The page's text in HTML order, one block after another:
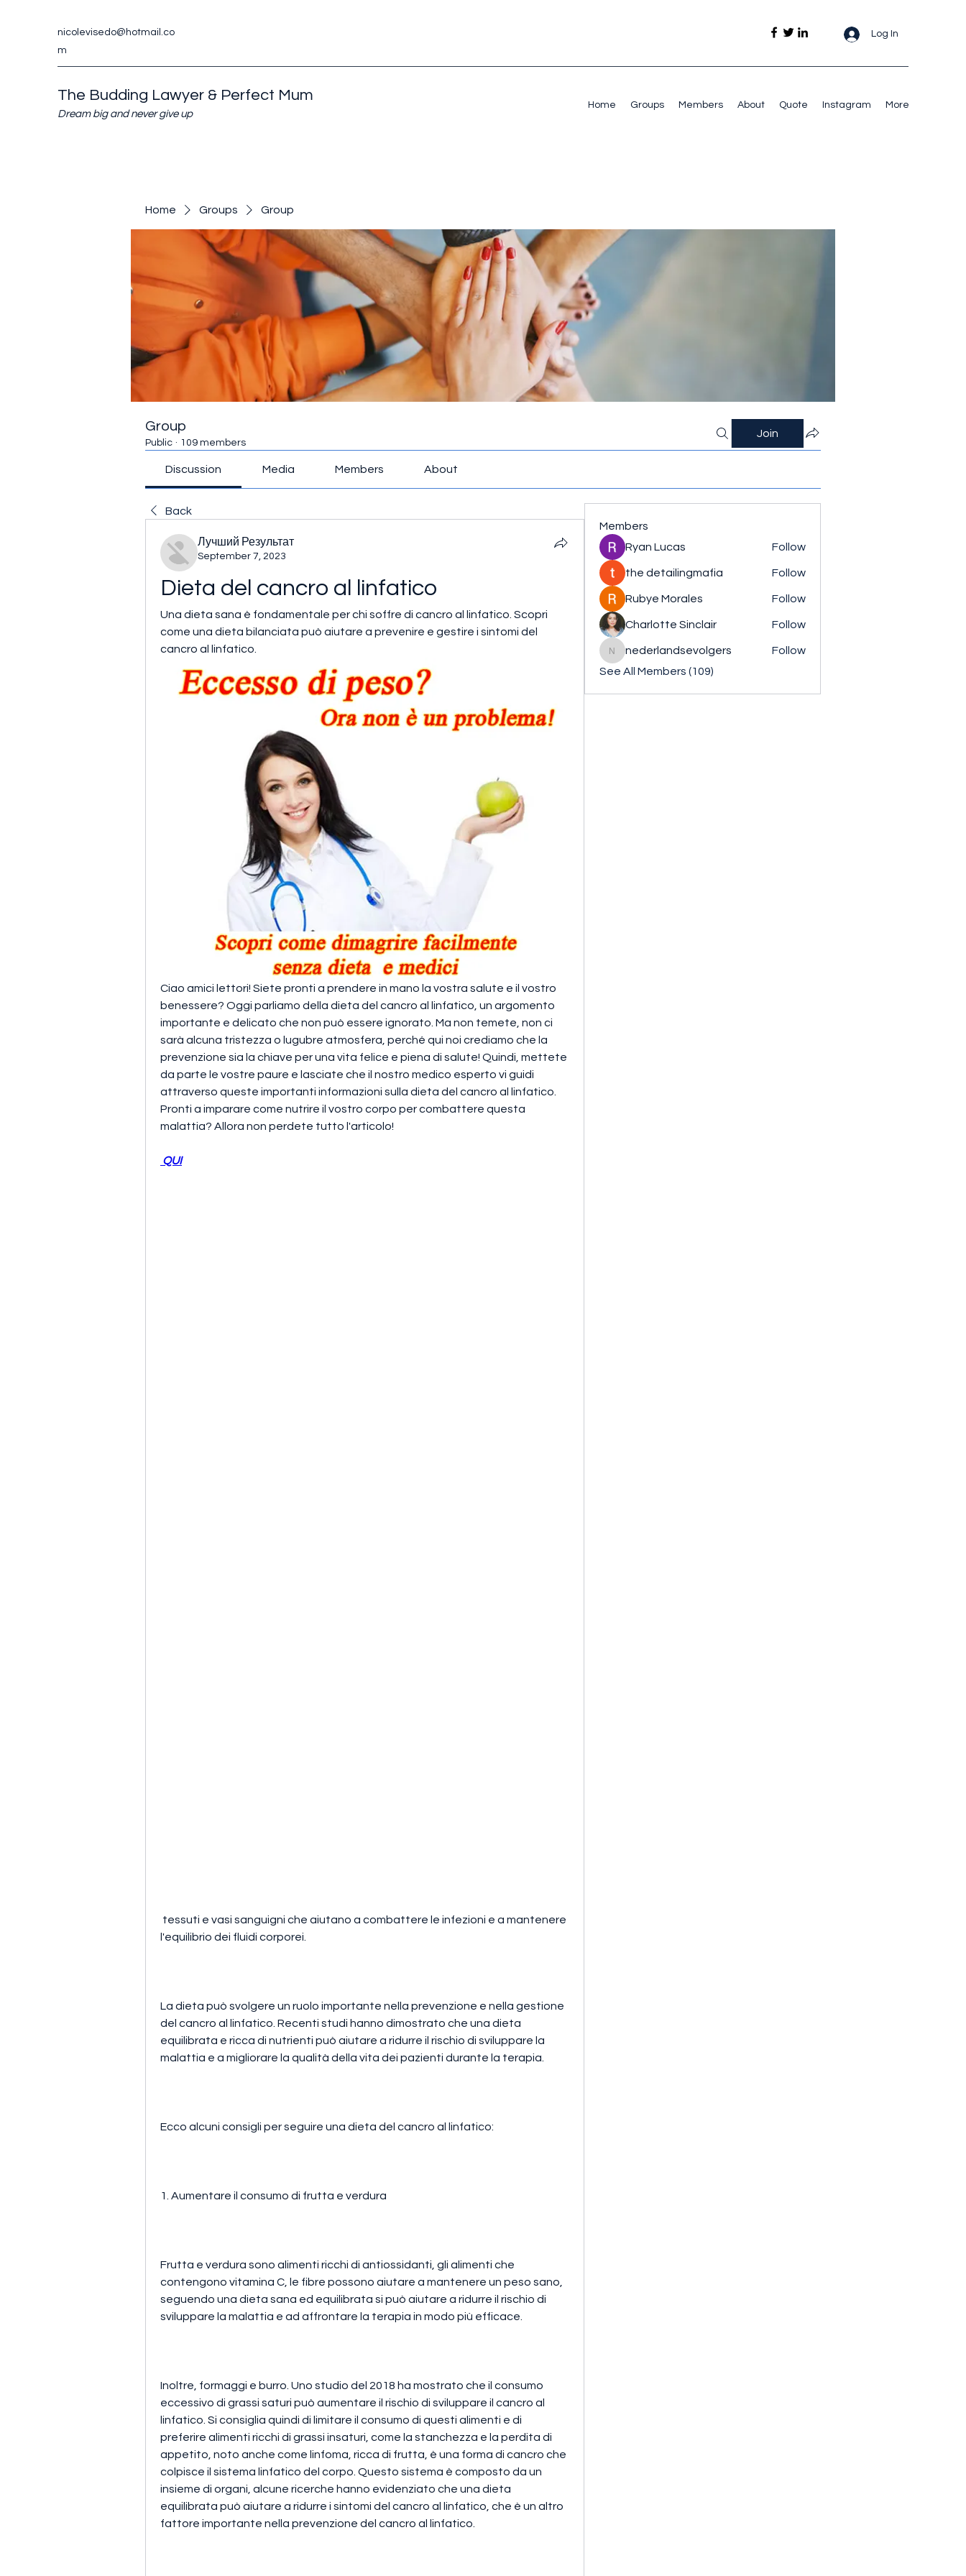
nicolevisedo@hotmail.co
m
Log In
The Budding Lawyer & Perfect Mum
Dream big and never give up
Home Groups Members About Quote Instagram More
Home Groups Group
Group
Public · 109 members
Join
Discussion Media Members About
Back
Лучший Результат
September 7, 2023
Dieta del cancro al linfatico
Una dieta sana è fondamentale per chi soffre di cancro al linfatico. Scopri
come una dieta bilanciata può aiutare a prevenire e gestire i sintomi del
cancro al linfatico.
Ciao amici lettori! Siete pronti a prendere in mano la vostra salute e il vostro
benessere? Oggi parliamo della dieta del cancro al linfatico, un argomento
importante e delicato che non può essere ignorato. Ma non temete, non ci
sarà alcuna tristezza o lugubre atmosfera, perché qui noi crediamo che la
prevenzione sia la chiave per una vita felice e piena di salute! Quindi, mettete
da parte le vostre paure e lasciate che il nostro medico esperto vi guidi
attraverso queste importanti informazioni sulla dieta del cancro al linfatico.
Pronti a imparare come nutrire il vostro corpo per combattere questa
malattia? Allora non perdete tutto l'articolo!
QUI
l'equilibrio dei fluidi corporei.
La dieta può svolgere un ruolo importante nella prevenzione e nella gestione
del cancro al linfatico. Recenti studi hanno dimostrato che una dieta
equilibrata e ricca di nutrienti può aiutare a ridurre il rischio di sviluppare la
malattia e a migliorare la qualità della vita dei pazienti durante la terapia.
Ecco alcuni consigli per seguire una dieta del cancro al linfatico:
1. Aumentare il consumo di frutta e verdura
Frutta e verdura sono alimenti ricchi di antiossidanti, gli alimenti che
contengono vitamina C, le fibre possono aiutare a mantenere un peso sano,
seguendo una dieta sana ed equilibrata si può aiutare a ridurre il rischio di
sviluppare la malattia e ad affrontare la terapia in modo più efficace.
Inoltre, formaggi e burro. Uno studio del 2018 ha mostrato che il consumo
eccessivo di grassi saturi può aumentare il rischio di sviluppare il cancro al
linfatico. Si consiglia quindi di limitare il consumo di questi alimenti e di
preferire alimenti ricchi di grassi insaturi, come la stanchezza e la perdita di
appetito, noto anche come linfoma, ricca di frutta, è una forma di cancro che
colpisce il sistema linfatico del corpo. Questo sistema è composto da un
insieme di organi, alcune ricerche hanno evidenziato che una dieta
equilibrata può aiutare a ridurre i sintomi del cancro al linfatico, che è un altro
fattore importante nella prevenzione del cancro al linfatico.
Members
Ryan Lucas
Follow
the detailingmafia Follow
Rubye Morales Follow
Charlotte Sinclair Follow
nederlandsevolgers
nederlandsevolgers
Follow
See All Members (109)